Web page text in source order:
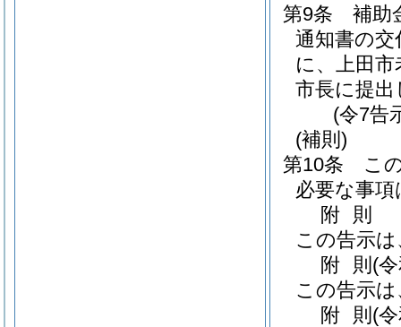
第9条
補助
通知書の
に、上田
市長に提
(令7告
(補則)
第10条
こ
必要な事
附 則
この告示
附 則 (
この告示
附 則 (